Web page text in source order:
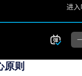
原则